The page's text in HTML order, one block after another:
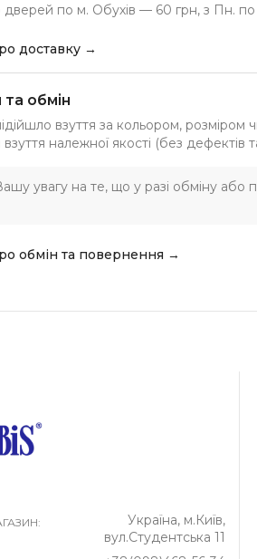
дверей по м. Обухів — 60 грн, з Пн.
доставку →
обмін
взуття за кольором,
належної якості (без дефектів
увагу на те, що у разі обміну або
обмін та повернення →
Україна, м.Київ,
вул.Студентська 11